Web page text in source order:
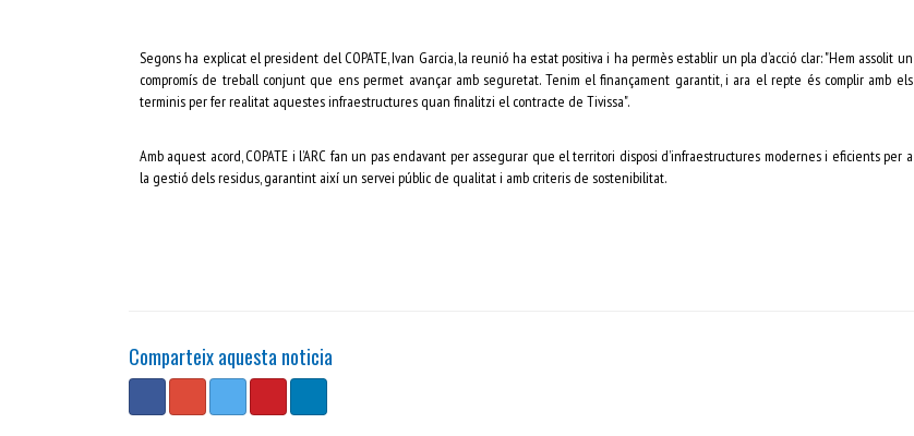
Segons ha explicat el president del COPATE, Ivan Garcia, la reunió ha estat positiva i ha permès establir un pla d’acció clar: "Hem assolit un
compromís de treball conjunt que ens permet avançar amb seguretat. Tenim el finançament garantit, i ara el repte és complir amb els
terminis per fer realitat aquestes infraestructures quan finalitzi el contracte de Tivissa".
Amb aquest acord, COPATE i l’ARC fan un pas endavant per assegurar que el territori disposi d’infraestructures modernes i eficients per a
la gestió dels residus, garantint així un servei públic de qualitat i amb criteris de sostenibilitat.
Comparteix aquesta noticia